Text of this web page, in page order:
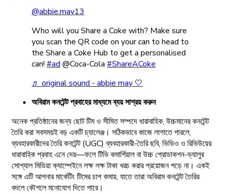
@abbie.may13
Who will you Share a Coke with? Make sure
you scan the QR code on your can to head to
the Share a Coke Hub to get a personalised
can! #ad @Coca-Cola #ShareACoke
♬ original sound - abbie may 🤍
অবিরাম কনটেন্ট প্রবাহের মাধ্যমে ব্যয় সাশ্রয় করুন
অনেক প্রতিষ্ঠানের জন্য ছোট টিম ও সীমিত সম্পদে ধারাবাহিক, উচ্চমানের কনটেন্ট
তৈরি করা সবসময়ই বড় একটি চ্যালেঞ্জ। সঠিকভাবে কাজে লাগাতে পারলে,
ব্যবহারকারীদের তৈরি কনটেন্ট (UGC) ব্যবহারকারী-তৈরি ছবি, ভিডিও ও রিভিউয়ের
ধারাবাহিক প্রবাহ এনে দেয়—ফলে টিভি কমার্শিয়াল বা উচ্চ প্রোডাকশন-ভ্যালুর
সোশ্যাল মিডিয়া ক্যাম্পেইনে লক্ষ লক্ষ টাকা খরচ করার প্রয়োজন পড়ে না। একই
সঙ্গে এটি আপনার মার্কেটিং টিমের চাপ কমায়, যাতে তারা অবিরাম কনটেন্ট তৈরির
বদলে কৌশলে মনোযোগ দিতে পারে।